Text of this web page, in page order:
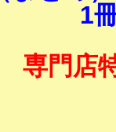
1
専門店